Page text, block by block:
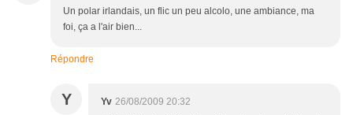
Un polar irlandais, un flic un peu alcolo, une ambiance, ma
foi, ça a l'air bien...
Répondre
Y Yv 26/08/2009 20:32